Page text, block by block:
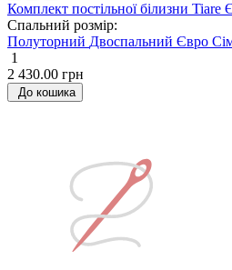
Комплект постільної білизни Tiare
Спальний розмір:
Полуторний Двоспальний Євро
1
2 430.00 грн
До кошика